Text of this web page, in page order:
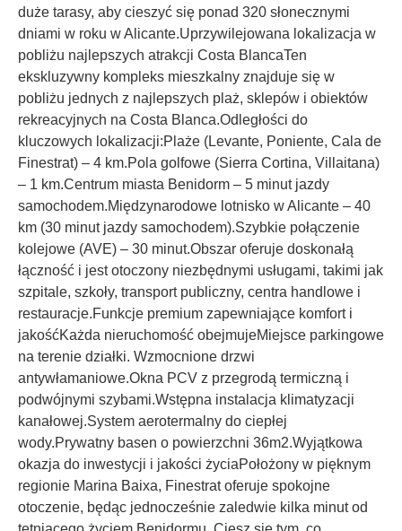
duże tarasy, aby cieszyć się ponad 320 słonecznymi
dniami w roku w Alicante.Uprzywilejowana lokalizacja w
pobliżu najlepszych atrakcji Costa BlancaTen
ekskluzywny kompleks mieszkalny znajduje się w
pobliżu jednych z najlepszych plaż, sklepów i obiektów
rekreacyjnych na Costa Blanca.Odległości do
kluczowych lokalizacji:Plaże (Levante, Poniente, Cala de
Finestrat) – 4 km.Pola golfowe (Sierra Cortina, Villaitana)
– 1 km.Centrum miasta Benidorm – 5 minut jazdy
samochodem.Międzynarodowe lotnisko w Alicante – 40
km (30 minut jazdy samochodem).Szybkie połączenie
kolejowe (AVE) – 30 minut.Obszar oferuje doskonałą
łączność i jest otoczony niezbędnymi usługami, takimi jak
szpitale, szkoły, transport publiczny, centra handlowe i
restauracje.Funkcje premium zapewniające komfort i
jakośćKażda nieruchomość obejmujeMiejsce parkingowe
na terenie działki. Wzmocnione drzwi
antywłamaniowe.Okna PCV z przegrodą termiczną i
podwójnymi szybami.Wstępna instalacja klimatyzacji
kanałowej.System aerotermalny do ciepłej
wody.Prywatny basen o powierzchni 36m2.Wyjątkowa
okazja do inwestycji i jakości życiaPołożony w pięknym
regionie Marina Baixa, Finestrat oferuje spokojne
otoczenie, będąc jednocześnie zaledwie kilka minut od